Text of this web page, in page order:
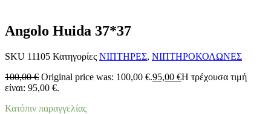
Angolo Huida 37*37
SKU 11105 Κατηγορίες ΝΙΠΤΗΡΕΣ, ΝΙΠΤΗΡΟΚΟΛΩΝΕΣ
100,00€ Original price was: 100,00 €.95,00 €Η τρέχουσα τιμή
είναι: 95,00 €.
Κατόπιν παραγγελίας